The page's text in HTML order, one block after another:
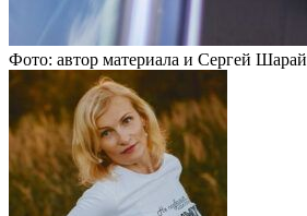
Фото: автор материала и Сергей Шарай